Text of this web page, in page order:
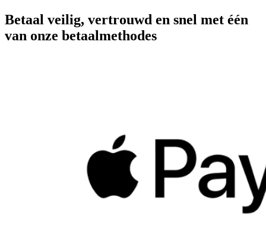
Betaal veilig, vertrouwd en snel met één
van onze betaalmethodes